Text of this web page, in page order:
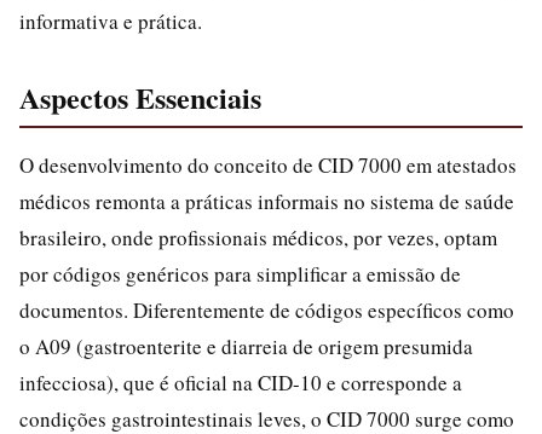
informativa e prática.
Aspectos Essenciais
O desenvolvimento do conceito de CID 7000 em atestados
médicos remonta a práticas informais no sistema de saúde
brasileiro, onde profissionais médicos, por vezes, optam
por códigos genéricos para simplificar a emissão de
documentos. Diferentemente de códigos específicos como
o A09 (gastroenterite e diarreia de origem presumida
infecciosa), que é oficial na CID-10 e corresponde a
condições gastrointestinais leves, o CID 7000 surge como